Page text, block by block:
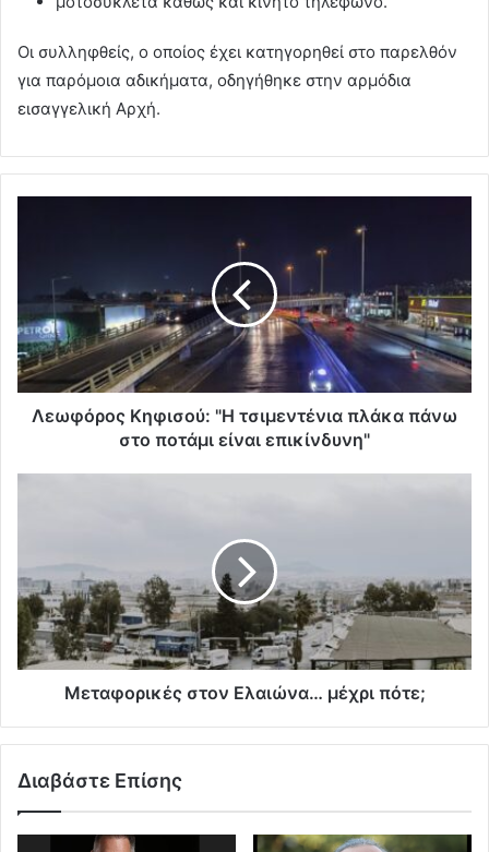
Οι συλληφθείς, ο οποίος έχει κατηγορηθεί στο παρελθόν
για παρόμοια αδικήματα, οδηγήθηκε στην αρμόδια
εισαγγελική Αρχή.
Λεωφόρος Κηφισού: "Η τσιμεντένια πλάκα πάνω
στο ποτάμι είναι επικίνδυνη"
Μεταφορικές στον Ελαιώνα… μέχρι πότε;
Διαβάστε Επίσης